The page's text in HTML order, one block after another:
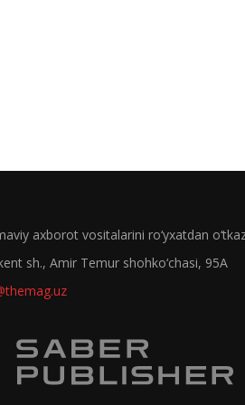
axborot vositalarini ro‘yxatdan
sh., Amir Temur shohko‘chasi, 95A